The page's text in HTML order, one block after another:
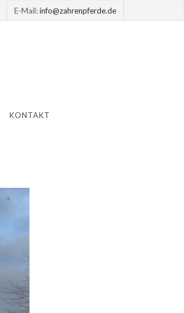
E-Mail:info@zahrenpferde.de
KONTAKT